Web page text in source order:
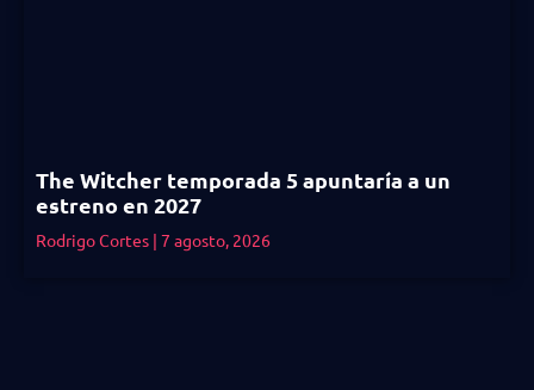
The Witcher temporada 5 apuntaría a un
estreno en 2027
Rodrigo Cortes 7 agosto, 2026